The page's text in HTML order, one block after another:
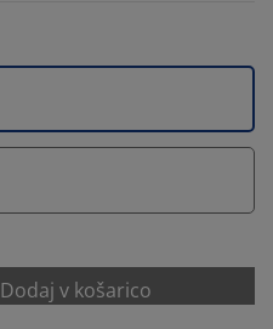
Dodaj v košarico